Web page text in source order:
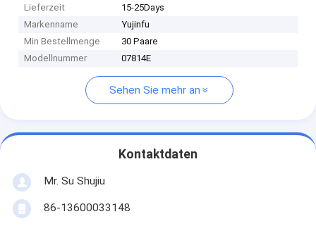
Lieferzeit
15-25Days
Markenname
Yujinfu
Min Bestellmenge
30 Paare
Modellnummer
07814E
Sehen Sie mehr an
Kontaktdaten
Mr. Su Shujiu
86-13600033148